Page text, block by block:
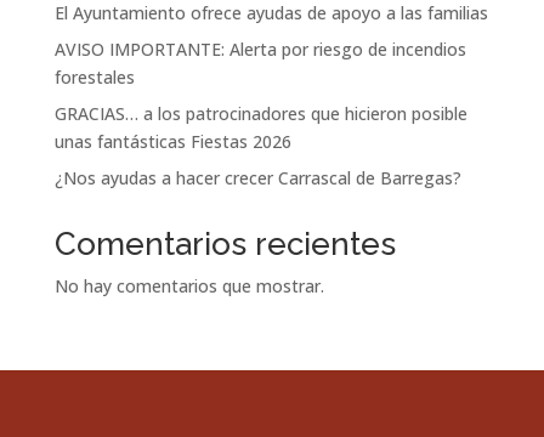
El Ayuntamiento ofrece ayudas de apoyo a las familias
AVISO IMPORTANTE: Alerta por riesgo de incendios
forestales
GRACIAS… a los patrocinadores que hicieron posible
unas fantásticas Fiestas 2026
¿Nos ayudas a hacer crecer Carrascal de Barregas?
Comentarios recientes
No hay comentarios que mostrar.